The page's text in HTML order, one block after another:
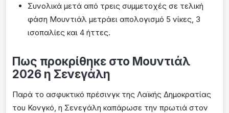
Συνολικά μετά από τρεις συμμετοχές σε τελική
φάση Μουντιάλ μετράει απολογισμό 5 νίκες, 3
ισοπαλίες και 4 ήττες.
Πως προκρίθηκε στο Μουντιάλ
2026 η Σενεγάλη
Παρά το ασφυκτικό πρέσινγκ της Λαϊκής Δημοκρατίας
του Κονγκό, η Σενεγάλη καπάρωσε την πρωτιά στον